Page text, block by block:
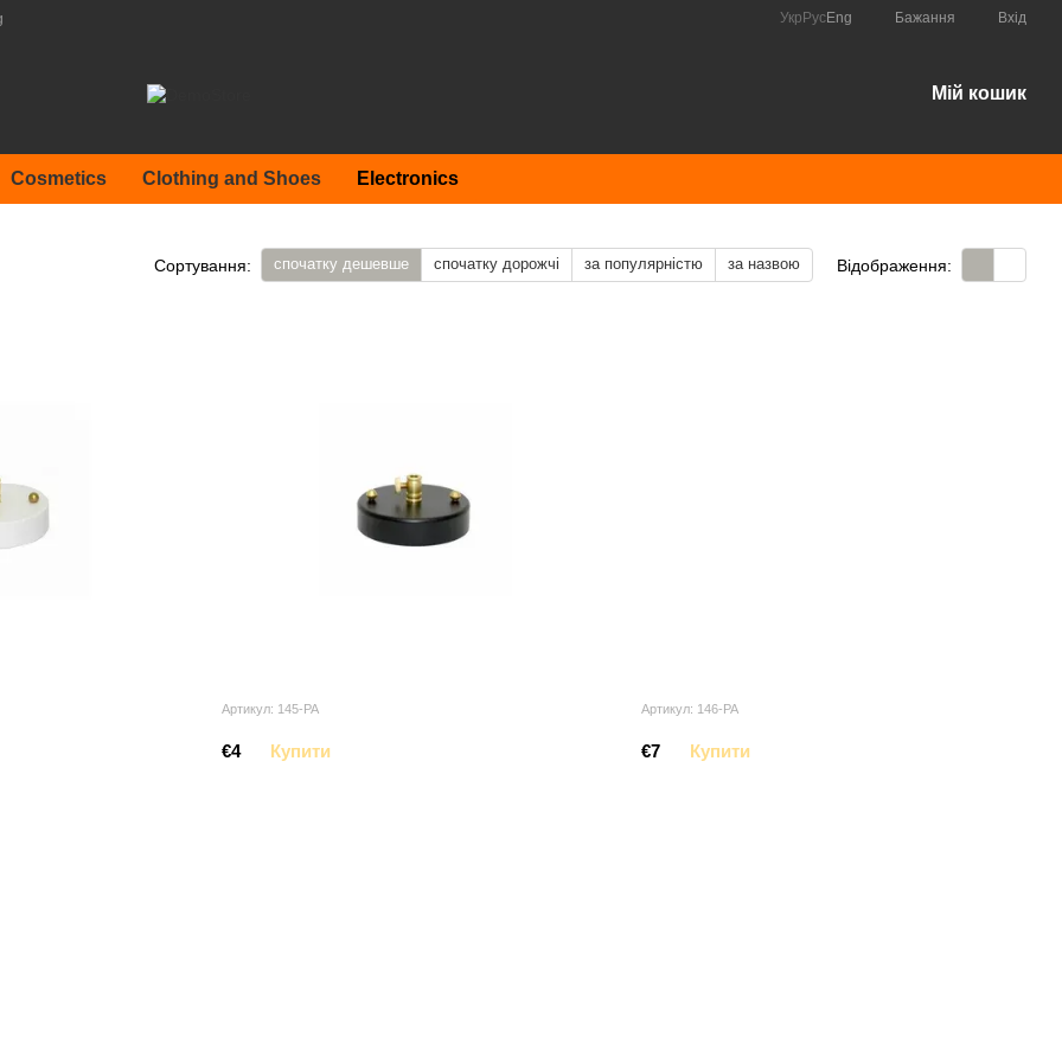
Укр РусEng Бажання Вхід
Мій кошик
Cosmetics Clothing and Shoes Electronics
Сортування: спочатку дешевше спочатку дорожчі за популярністю за назвою Відображення:
Артикул: 145-PA
€4 Купити
Артикул: 146-PA
€7 Купити